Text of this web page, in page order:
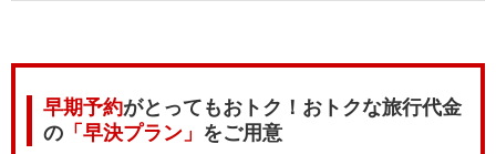
早期予約がとってもおトク！おトクな旅行代金
の 「早決プラン」 をご用意